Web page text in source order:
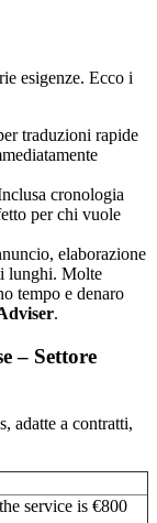
esigenze. Ecco i
traduzioni rapide
cronologia
per chi vuole
elaborazione
lunghi. Molte
tempo e denaro
.
– Settore
adatte a contratti,
service is €800